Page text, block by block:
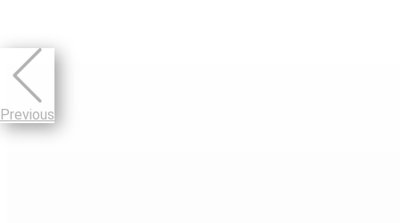
Previous